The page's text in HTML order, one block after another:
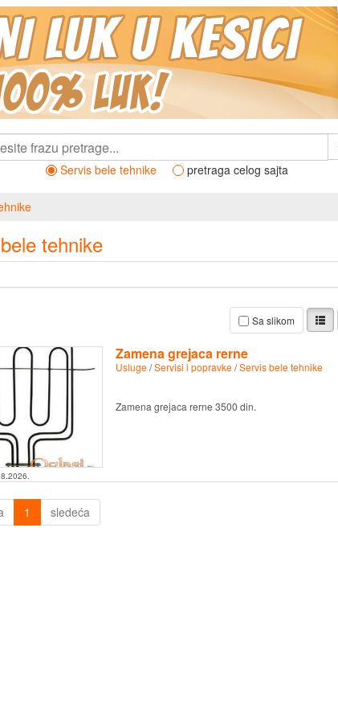
Servis bele tehnike
pretraga celog sajta
tehnike
Sa slikom
Zamena grejaca rerne
Usluge/Servisi i popravke/Servis bele tehnike
Zamena grejaca rerne 3500 din.
1 sledeća